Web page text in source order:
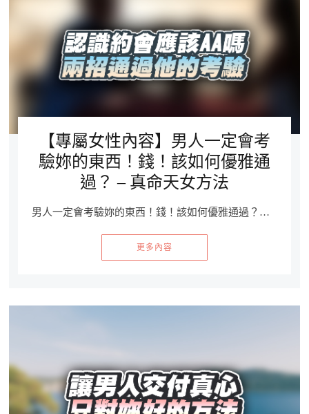
【專屬女性內容】男人一定會考
驗妳的東西！錢！該如何優雅通
過？ – 真命天女方法
男人一定會考驗妳的東西！錢！該如何優雅通過？…
更多內容